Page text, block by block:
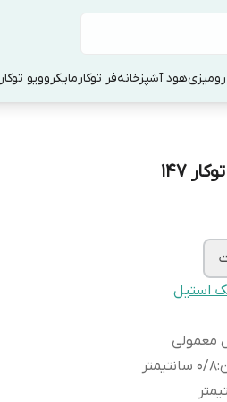
رومیزیهود آشپزخانهفر توکارمایکروویو توکار
147
استیل
معمولی
:0/8 سانتیمتر